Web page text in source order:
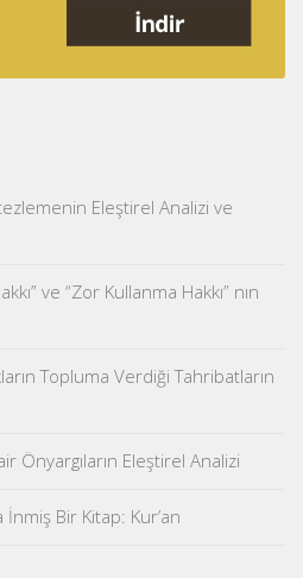
Eleştirel Analizi ve
ve “Zor Kullanma Hakkı” nın
Topluma Verdiği Tahribatların
Önyargıların Eleştirel Analizi
Bir Kitap: Kur’an